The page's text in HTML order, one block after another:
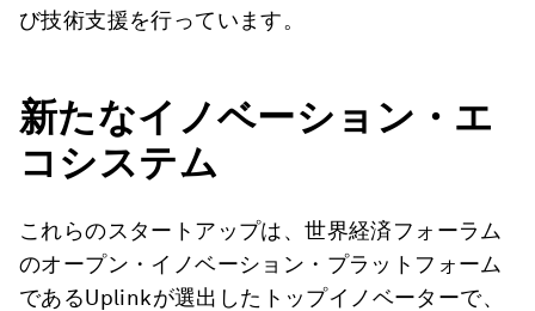
び技術支援を行っています。
新たなイノベーション・エ
コシステム
これらのスタートアップは、世界経済フォーラム
のオープン・イノベーション・プラットフォーム
であるUplinkが選出したトップイノベーターで、